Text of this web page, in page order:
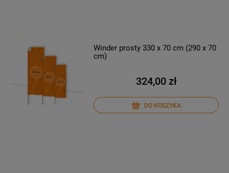
Winder prosty 330 x 70 cm (290 x 70
cm)
324,00 zł
DO KOSZYKA